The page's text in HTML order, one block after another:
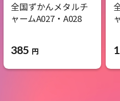
全国ずかんメタルチ
ャームA027・A028
385 円